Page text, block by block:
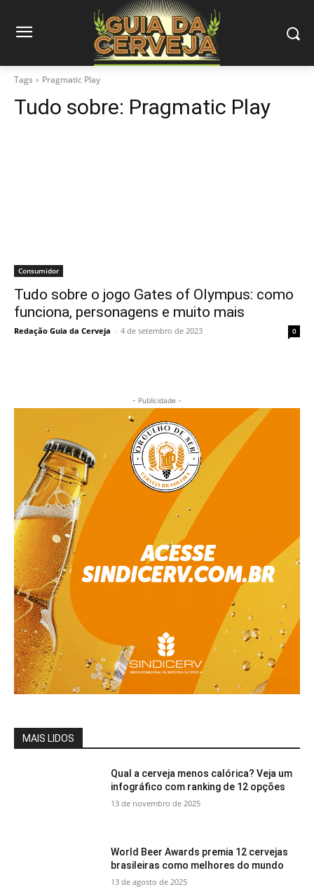
Tags Pragmatic Play
Tudo sobre: Pragmatic Play
Consumidor
Tudo sobre o jogo Gates of Olympus: como
funciona, personagens e muito mais
Redação Guia da Cerveja - 4 de setembro de 2023 0
- Publicidade -
MAIS LIDOS
Qual a cerveja menos calórica? Veja um
infográfico com ranking de 12 opções
13 de novembro de 2025
World Beer Awards premia 12 cervejas
brasileiras como melhores do mundo
13 de agosto de 2025